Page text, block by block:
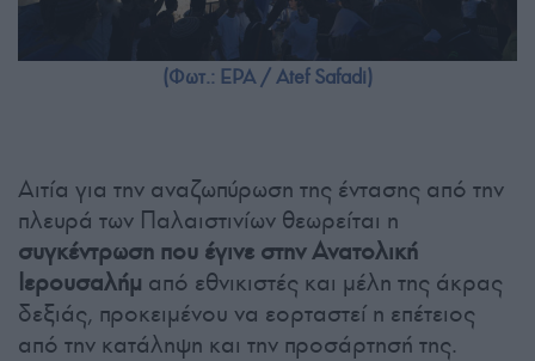
(Φωτ.: EPA / Atef Safadi)
Αιτία για την αναζωπύρωση της έντασης από την
πλευρά των Παλαιστινίων θεωρείται η
συγκέντρωση που έγινε στην Ανατολική
Ιερουσαλήμ από εθνικιστές και μέλη της άκρας
δεξιάς, προκειμένου να εορταστεί η επέτειος
από την κατάληψη και την προσάρτησή της.